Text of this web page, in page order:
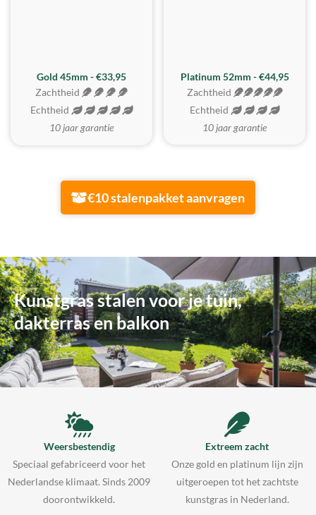
REALISTISCH
Gold 45mm - €33,95
Zachtheid
Echtheid
10 jaar garantie
ZACHTSTE
Platinum 52mm - €44,95
Zachtheid
Echtheid
10 jaar garantie
€10 stalenpakket aanvragen
Kunstgras stalen voor je tuin,
dakterras en balkon
Weersbestendig
Speciaal gefabriceerd voor het
Nederlandse klimaat. Sinds 2009
doorontwikkeld.
Extreem zacht
Onze gold en platinum lijn zijn
uitgeroepen tot het zachtste
kunstgras in Nederland.